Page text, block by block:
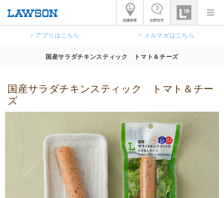
> アプリはこちら > メルマガはこちら
国産サラダチキンスティック トマト＆チーズ
国産サラダチキンスティック トマト＆チー
ズ